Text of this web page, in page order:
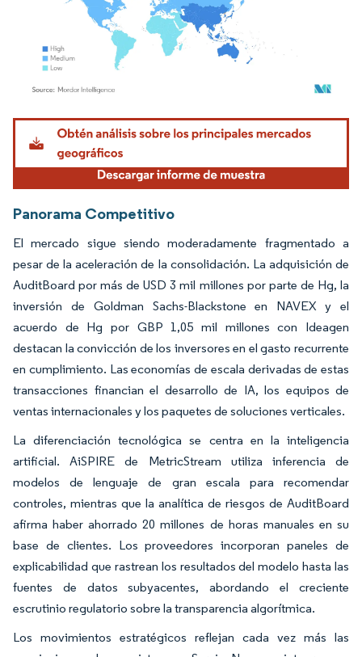
Imagen © Mordor Intelligence. El uso requiere atribución según CC BY 4.0.
Panorama Competitivo
El mercado sigue siendo moderadamente fragmentado a
pesar de la aceleración de la consolidación. La adquisición de
AuditBoard por más de USD 3 mil millones por parte de Hg, la
inversión de Goldman Sachs-Blackstone en NAVEX y el
acuerdo de Hg por GBP 1,05 mil millones con Ideagen
destacan la convicción de los inversores en el gasto recurrente
en cumplimiento. Las economías de escala derivadas de estas
transacciones financian el desarrollo de IA, los equipos de
ventas internacionales y los paquetes de soluciones verticales.
La diferenciación tecnológica se centra en la inteligencia
artificial. AiSPIRE de MetricStream utiliza inferencia de
modelos de lenguaje de gran escala para recomendar
controles, mientras que la analítica de riesgos de AuditBoard
afirma haber ahorrado 20 millones de horas manuales en su
base de clientes. Los proveedores incorporan paneles de
explicabilidad que rastrean los resultados del modelo hasta las
fuentes de datos subyacentes, abordando el creciente
escrutinio regulatorio sobre la transparencia algorítmica.
Los movimientos estratégicos reflejan cada vez más las